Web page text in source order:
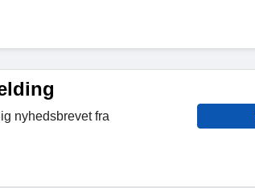
nyhedsbrevet fra